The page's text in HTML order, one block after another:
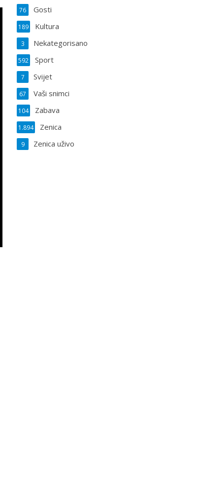
Gosti
76
Kultura
189
Nekategorisano
3
Sport
592
Svijet
7
Vaši snimci
67
Zabava
104
Zenica
1.894
Zenica uživo
9